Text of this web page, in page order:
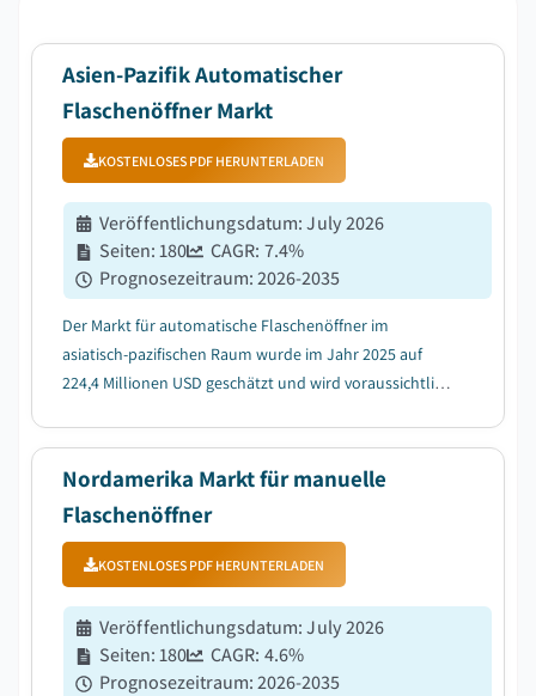
Asien-Pazifik Automatischer
Flaschenöffner Markt
KOSTENLOSES PDF HERUNTERLADEN
Veröffentlichungsdatum:July 2026
Seiten:180 CAGR: 7.4%
Prognosezeitraum:2026-2035
Der Markt für automatische Flaschenöffner im
asiatisch-pazifischen Raum wurde im Jahr 2025 auf
224,4 Millionen USD geschätzt und wird voraussichtlich
nach Produkten für automatische Flaschenöffner
Nordamerika Markt für manuelle
Flaschenöffner
KOSTENLOSES PDF HERUNTERLADEN
Veröffentlichungsdatum:July 2026
Seiten:180 CAGR: 4.6%
Prognosezeitraum:2026-2035